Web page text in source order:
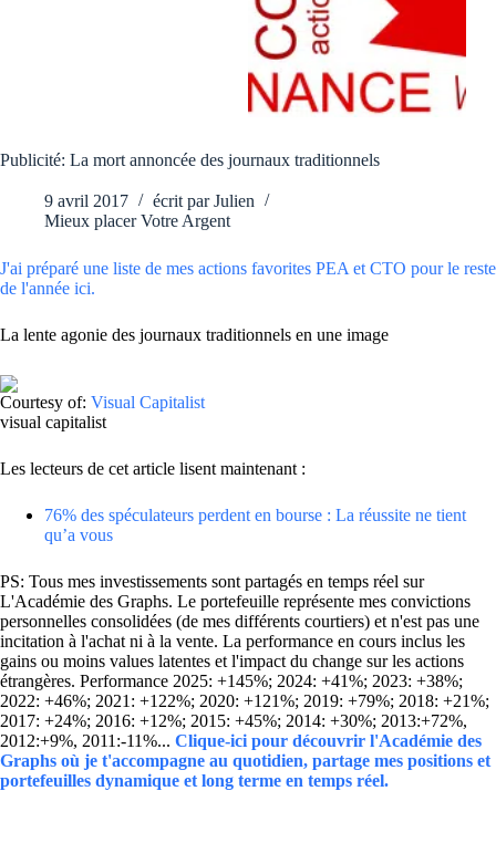
Publicité: La mort annoncée des journaux traditionnels
9 avril 2017 écrit par Julien
Mieux placer Votre Argent
J'ai préparé une liste de mes actions favorites PEA et CTO pour le reste
de l'année ici.
La lente agonie des journaux traditionnels en une image
Courtesy of: Visual Capitalist
visual capitalist
Les lecteurs de cet article lisent maintenant :
76% des spéculateurs perdent en bourse : La réussite ne tient
qu’a vous
PS: Tous mes investissements sont partagés en temps réel sur
L'Académie des Graphs. Le portefeuille représente mes convictions
personnelles consolidées (de mes différents courtiers) et n'est pas une
incitation à l'achat ni à la vente. La performance en cours inclus les
gains ou moins values latentes et l'impact du change sur les actions
étrangères. Performance 2025: +145%; 2024: +41%; 2023: +38%;
2022: +46%; 2021: +122%; 2020: +121%; 2019: +79%; 2018: +21%;
2017: +24%; 2016: +12%; 2015: +45%; 2014: +30%; 2013:+72%,
2012:+9%, 2011:-11%... Clique-ici pour découvrir l'Académie des
Graphs où je t'accompagne au quotidien, partage mes positions et
portefeuilles dynamique et long terme en temps réel.